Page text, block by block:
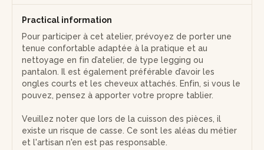
Practical information
Pour participer à cet atelier, prévoyez de porter une
tenue confortable adaptée à la pratique et au
nettoyage en fin d’atelier, de type legging ou
pantalon. Il est également préférable d’avoir les
ongles courts et les cheveux attachés. Enfin, si vous le
pouvez, pensez à apporter votre propre tablier.
Veuillez noter que lors de la cuisson des pièces, il
existe un risque de casse. Ce sont les aléas du métier
et l'artisan n'en est pas responsable.